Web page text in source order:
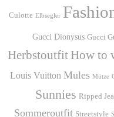
Culotte Elbsegler
Gucci Dionysus Gucci
Herbstoutfit How to
Louis Vuitton Mules Mütze
Sunnies Ripped
Sommeroutfit Streetstyle